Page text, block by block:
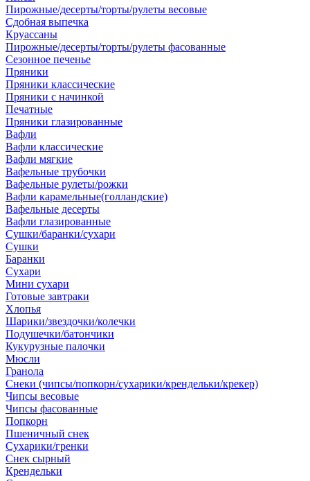
Пирожные/десерты/торты/рулеты весовые
Сдобная выпечка
Круассаны
Пирожные/десерты/торты/рулеты фасованные
Сезонное печенье
Пряники
Пряники классические
Пряники с начинкой
Печатные
Пряники глазированные
Вафли
Вафли классические
Вафли мягкие
Вафельные трубочки
Вафельные рулеты/рожки
Вафли карамельные(голландские)
Вафельные десерты
Вафли глазированные
Сушки/баранки/сухари
Сушки
Баранки
Сухари
Мини сухари
Готовые завтраки
Хлопья
Шарики/звездочки/колечки
Подушечки/батончики
Кукурузные палочки
Мюсли
Гранола
Снеки (чипсы/попкорн/сухарики/крендельки/крекер)
Чипсы весовые
Чипсы фасованные
Попкорн
Пшеничный снек
Сухарики/гренки
Снек сырный
Крендельки